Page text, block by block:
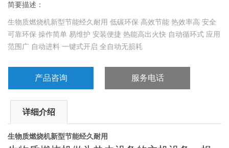
简要描述：
生物质燃烧机新型节能经久耐用 低碳环保 高效节能 热效率高 安全
可靠环保 操作简单 易维护 安装便捷 热能高出火快 自动循环式 应用
范围广 自动进料 一键式开启 全自动无损耗
产品咨询 服务电话
详细介绍
生物质燃烧机新型节能经久耐用